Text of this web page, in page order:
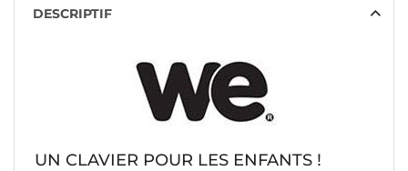
DESCRIPTIF
UN CLAVIER POUR LES ENFANTS !